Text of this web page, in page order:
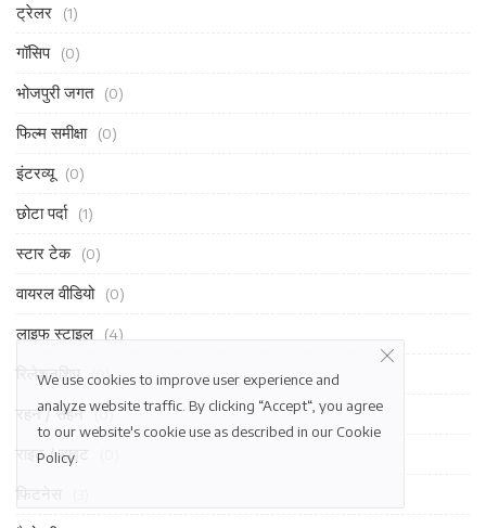
ट्रेलर (1)
गॉसिप (0)
भोजपुरी जगत (0)
फिल्म समीक्षा (0)
इंटरव्यू (0)
छोटा पर्दा (1)
स्टार टेक (0)
वायरल वीडियो (0)
लाइफ स्टाइल (4)
रिलेशनशिप (0)
रहन / सहन (0)
राइट / डाइट
We use cookies to improve user experience and
analyze website traffic. By clicking “Accept“, you agree
to our website's cookie use as described in our Cookie
Policy